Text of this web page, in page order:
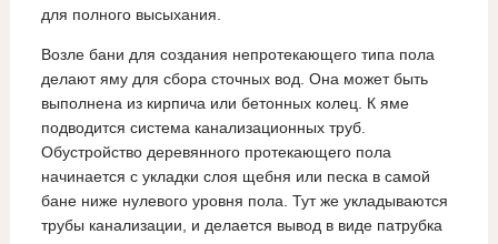
для полного высыхания.
Возле бани для создания непротекающего типа пола
делают яму для сбора сточных вод. Она может быть
выполнена из кирпича или бетонных колец. К яме
подводится система канализационных труб.
Обустройство деревянного протекающего пола
начинается с укладки слоя щебня или песка в самой
бане ниже нулевого уровня пола. Тут же укладываются
трубы канализации, и делается вывод в виде патрубка